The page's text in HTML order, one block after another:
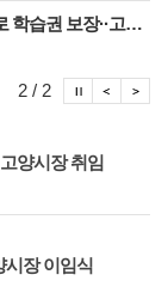
양자유학교 문제 해소
양시장 취임
시장 이임식
2 / 2 포
포토이